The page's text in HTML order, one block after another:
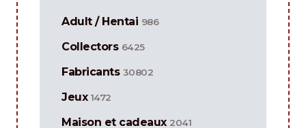
Adult / Hentai 986
Collectors 6425
Fabricants 30802
Jeux 1472
Maison et cadeaux 2041